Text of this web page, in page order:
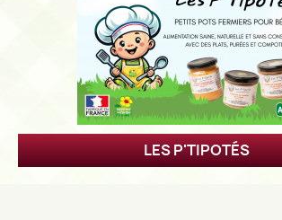
LES P'TIPOTÉS